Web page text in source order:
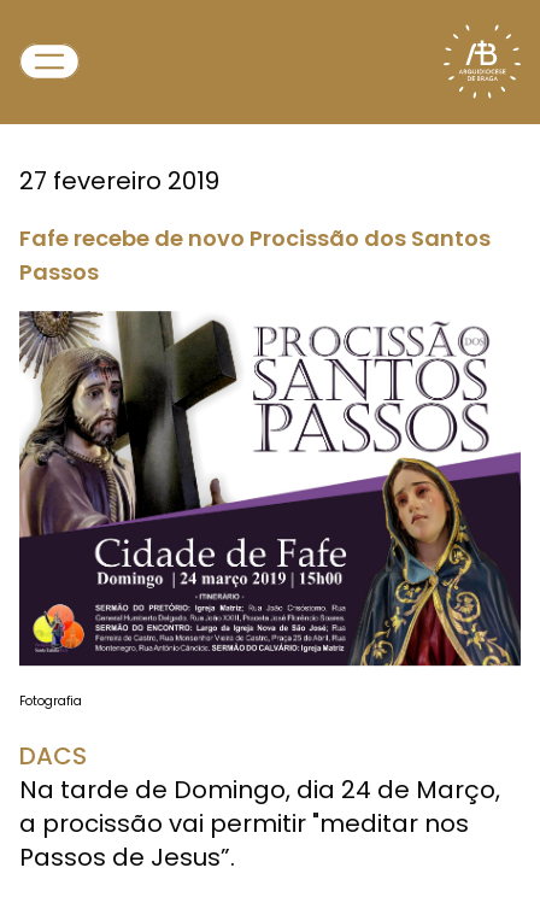
27 fevereiro 2019
Fafe recebe de novo Procissão dos Santos
Passos
Fotografia
DACS
Na tarde de Domingo, dia 24 de Março,
a procissão vai permitir "meditar nos
Passos de Jesus”.